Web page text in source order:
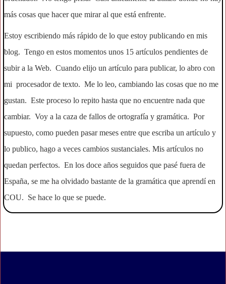
más cosas que hacer que mirar al que está enfrente.
Estoy escribiendo más rápido de lo que estoy publicando en mis
blog. Tengo en estos momentos unos 15 artículos pendientes de
subir a la Web. Cuando elijo un artículo para publicar, lo abro con
mi procesador de texto. Me lo leo, cambiando las cosas que no me
gustan. Este proceso lo repito hasta que no encuentre nada que
cambiar. Voy a la caza de fallos de ortografía y gramática. Por
supuesto, como pueden pasar meses entre que escriba un artículo y
lo publico, hago a veces cambios sustanciales. Mis artículos no
quedan perfectos. En los doce años seguidos que pasé fuera de
España, se me ha olvidado bastante de la gramática que aprendí en
COU. Se hace lo que se puede.